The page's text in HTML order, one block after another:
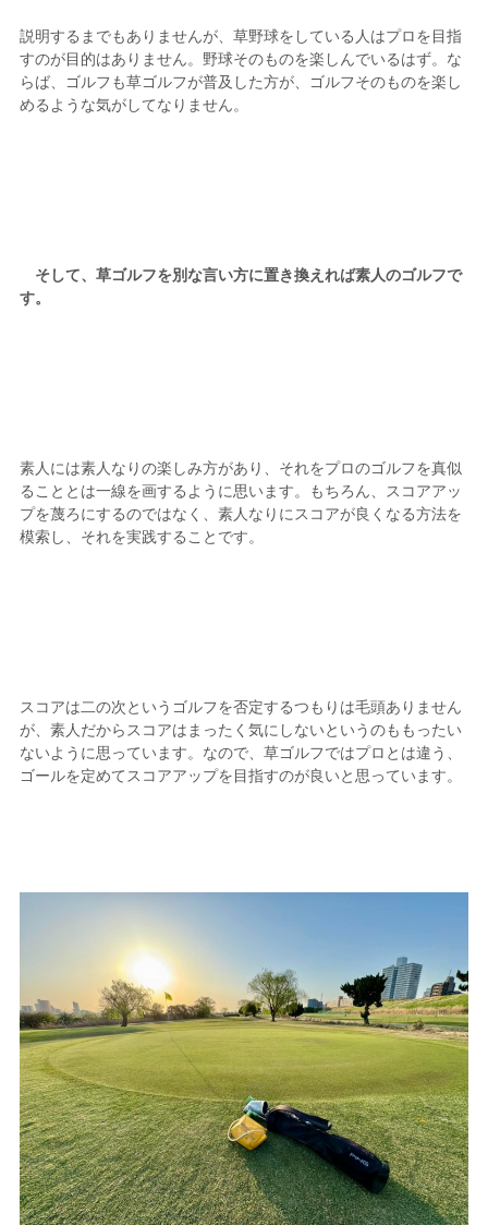
説明するまでもありませんが、草野球をしている人はプロを目指
すのが目的はありません。野球そのものを楽しんでいるはず。な
らば、ゴルフも草ゴルフが普及した方が、ゴルフそのものを楽し
めるような気がしてなりません。
そして、草ゴルフを別な言い方に置き換えれば素人のゴルフで
す。
素人には素人なりの楽しみ方があり、それをプロのゴルフを真似
ることとは一線を画するように思います。もちろん、スコアアッ
プを蔑ろにするのではなく、素人なりにスコアが良くなる方法を
模索し、それを実践することです。
スコアは二の次というゴルフを否定するつもりは毛頭ありません
が、素人だからスコアはまったく気にしないというのももったい
ないように思っています。なので、草ゴルフではプロとは違う、
ゴールを定めてスコアアップを目指すのが良いと思っています。